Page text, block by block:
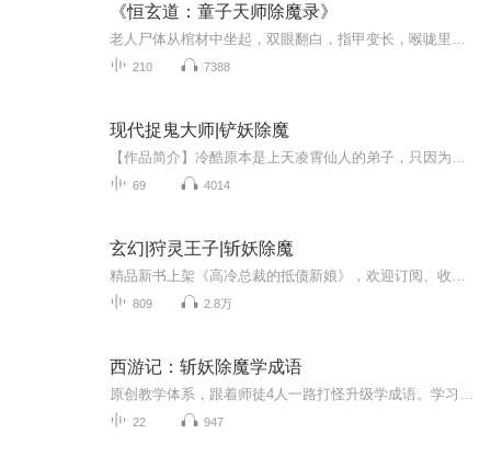
《恒玄道：童子天师除魔录》
210 7388
现代捉鬼大师|铲妖除魔
69 4014
玄幻|狩灵王子|斩妖除魔
809 2.8万
西游记：斩妖除魔学成语
22 947